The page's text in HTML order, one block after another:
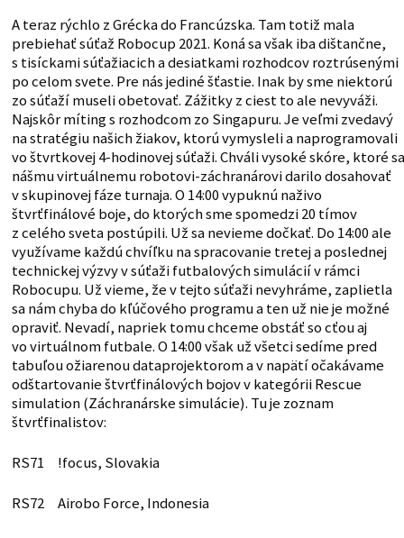
A teraz rýchlo z Grécka do Francúzska. Tam totiž mala
prebiehať súťaž Robocup 2021. Koná sa však iba dištančne,
s tisíckami súťažiacich a desiatkami rozhodcov roztrúsenými
po celom svete. Pre nás jediné šťastie. Inak by sme niektorú
zo súťaží museli obetovať. Zážitky z ciest to ale nevyváži.
Najskôr míting s rozhodcom zo Singapuru. Je veľmi zvedavý
na stratégiu našich žiakov, ktorú vymysleli a naprogramovali
vo štvrtkovej 4-hodinovej súťaži. Chváli vysoké skóre, ktoré sa
nášmu virtuálnemu robotovi-záchranárovi darilo dosahovať
v skupinovej fáze turnaja. O 14:00 vypuknú naživo
štvrťfinálové boje, do ktorých sme spomedzi 20 tímov
z celého sveta postúpili. Už sa nevieme dočkať. Do 14:00 ale
využívame každú chvíľku na spracovanie tretej a poslednej
technickej výzvy v súťaži futbalových simulácií v rámci
Robocupu. Už vieme, že v tejto súťaži nevyhráme, zaplietla
sa nám chyba do kľúčového programu a ten už nie je možné
opraviť. Nevadí, napriek tomu chceme obstáť so cťou aj
vo virtuálnom futbale. O 14:00 však už všetci sedíme pred
tabuľou ožiarenou dataprojektorom a v napätí očakávame
odštartovanie štvrťfinálových bojov v kategórii Rescue
simulation (Záchranárske simulácie). Tu je zoznam
štvrťfinalistov:
RS71 !focus, Slovakia
RS72 Airobo Force, Indonesia